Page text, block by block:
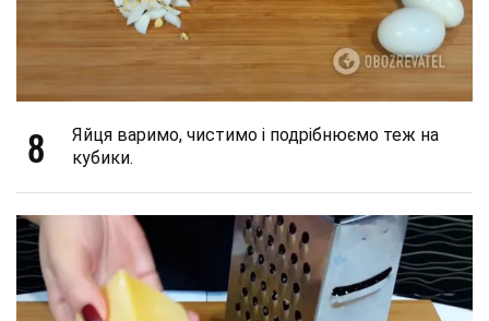
8
Яйця варимо, чистимо і подрібнюємо теж на
кубики.